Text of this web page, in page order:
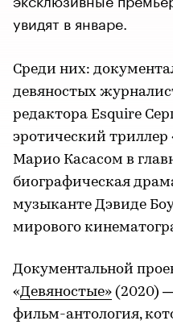
увидят в январе.
Среди них:
девяностых
редактора Esquire
эротический триллер
Марио Касасом в
биографическая
музыканте Дэвиде
мирового
Документальной
«Девяностые» (2020)
фильм-антология,